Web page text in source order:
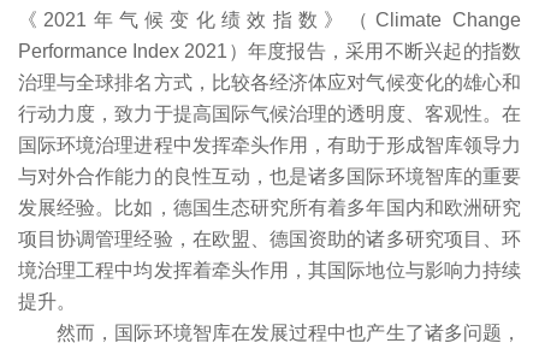
《2021年气候变化绩效指数》（Climate Change
Performance Index 2021）年度报告，采用不断兴起的指数
治理与全球排名方式，比较各经济体应对气候变化的雄心和
行动力度，致力于提高国际气候治理的透明度、客观性。在
国际环境治理进程中发挥牵头作用，有助于形成智库领导力
与对外合作能力的良性互动，也是诸多国际环境智库的重要
发展经验。比如，德国生态研究所有着多年国内和欧洲研究
项目协调管理经验，在欧盟、德国资助的诸多研究项目、环
境治理工程中均发挥着牵头作用，其国际地位与影响力持续
提升。
然而，国际环境智库在发展过程中也产生了诸多问题，